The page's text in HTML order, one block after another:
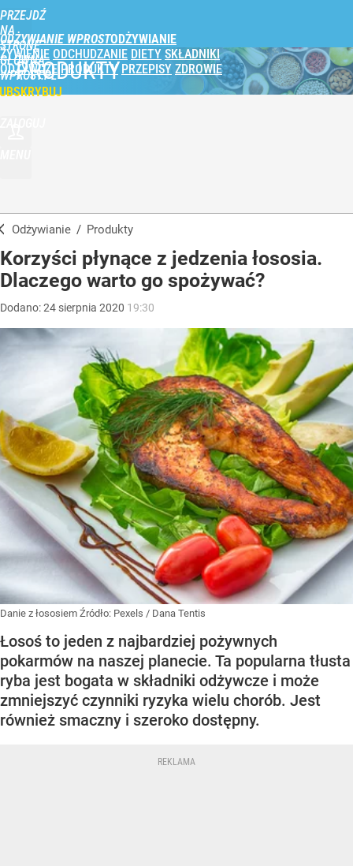
PRZEJDŹ
NA
STRONĘ
GŁÓWNĄ
WPROST.PL
ODŻYWIANIE WPROST
ŻYWIENIE ODCHUDZANIE DIETY SKŁADNIKI
ODŻYWCZE PRODUKTY PRZEPISY ZDROWIE
PRODUKTY
Odżywianie / Produkty
Korzyści płynące z jedzenia łososia.
Dlaczego warto go spożywać?
Dodano:24 sierpnia 2020 19:30
Danie z łososiem Źródło: Pexels / Dana Tentis
Łosoś to jeden z najbardziej pożywnych
pokarmów na naszej planecie. Ta popularna tłusta
ryba jest bogata w składniki odżywcze i może
zmniejszyć czynniki ryzyka wielu chorób. Jest
również smaczny i szeroko dostępny.